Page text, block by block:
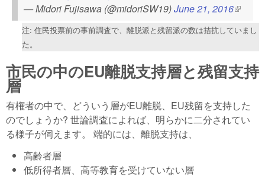
— Midori Fujisawa (@midoriSW19)June 21, 2016(link is
注: 住民投票前の事前調査で、離脱派と残留派の数は拮抗していまし
た。
市民の中のEU離脱支持層と残留支持
層
有権者の中で、どういう層がEU離脱、EU残留を支持した
のでしょうか? 世論調査によれば、明らかに二分されてい
る様子が伺えます。 端的には、離脱支持は、
高齢者層
低所得者層、高等教育を受けていない層